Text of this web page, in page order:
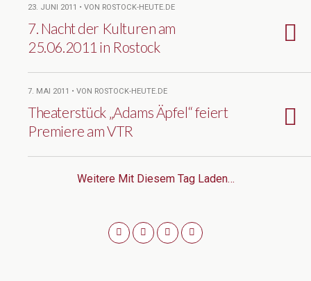
23. JUNI 2011 • VON ROSTOCK-HEUTE.DE
7. Nacht der Kulturen am
25.06.2011 in Rostock
7. MAI 2011 • VON ROSTOCK-HEUTE.DE
Theaterstück „Adams Äpfel“ feiert
Premiere am VTR
Weitere Mit Diesem Tag Laden…